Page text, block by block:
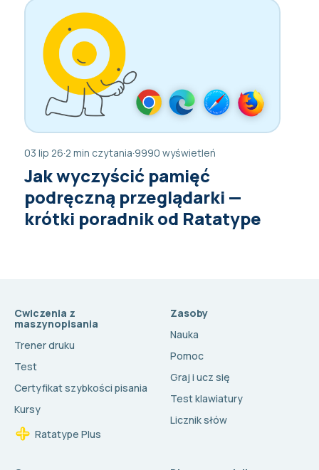
03 lip 26·2 min czytania·9990 wyświetleń
Jak wyczyścić pamięć
podręczną przeglądarki —
krótki poradnik od Ratatype
Cwiczenia z
maszynopisania
Trener druku
Test
Certyfikat szybkości pisania
Kursy
Ratatype Plus
Zasoby
Nauka
Pomoc
Graj i ucz się
Test klawiatury
Licznik słów